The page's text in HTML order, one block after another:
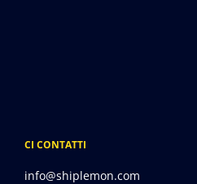
CI CONTATTI
info@shiplemon.com